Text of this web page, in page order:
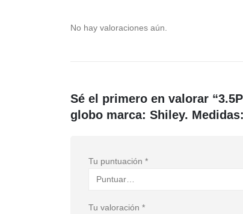
No hay valoraciones aún.
Sé el primero en valorar
globo marca: Shiley.
Tu puntuación *
Tu valoración *